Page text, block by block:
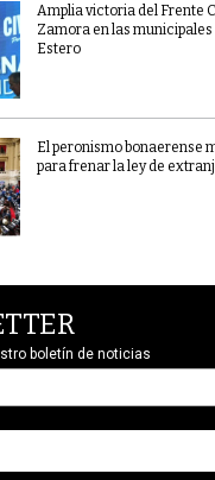
Amplia victoria del Frente
Zamora en las municipales
Estero
El peronismo bonaerense
para frenar la ley de
boletín de noticias